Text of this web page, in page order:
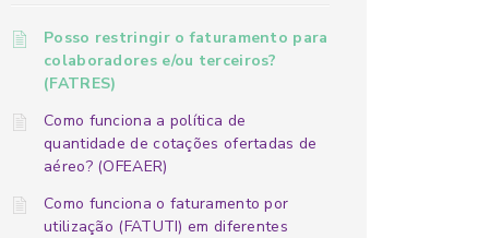
Posso restringir o faturamento para
colaboradores e/ou terceiros?
(FATRES)
Como funciona a política de
quantidade de cotações ofertadas de
aéreo? (OFEAER)
Como funciona o faturamento por
utilização (FATUTI) em diferentes